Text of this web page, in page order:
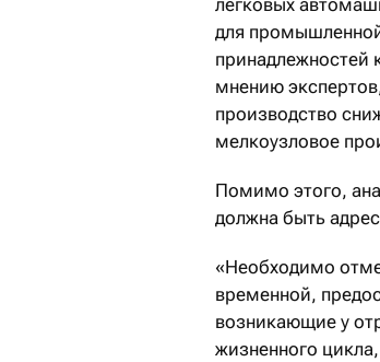
легковых
для
принадлежностей
мнению
производство
мелкоузловое
Помимо этого,
должна быть
«Необходимо
временной,
возникающие у
жизненного